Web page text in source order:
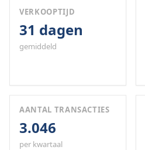
VERKOOPTIJD
31 dagen
gemiddeld
AANTAL TRANSACTIES
3.046
per kwartaal